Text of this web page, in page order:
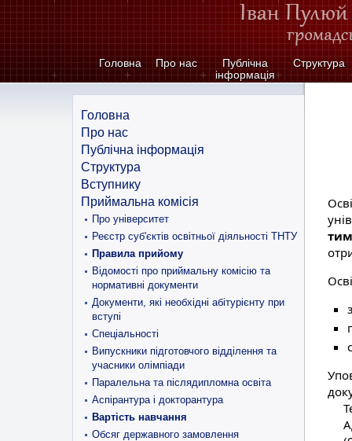
Головна Про нас
Публічна
інформація
Структура
Головна
Про нас
Публічна інформація
Структура
Вступнику
Приймальна комісія
Про університет
Реєстр суб'єктів освітньої діяльності ТНТУ
Правила прийому
Відомості про приймальну комісію та
нормативні документи
Документи, які необхідні абітурієнту при
вступі
Спеціальності
Випускники підготовчого відділення та
учасники олімпіади
Паралельна та післядипломна освіта
Аспірантура і докторантура
Вартість навчання
Обсяг державного замовлення